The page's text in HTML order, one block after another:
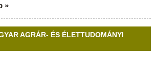
»
AGRÁR- ÉS ÉLETTUDOMÁNYI